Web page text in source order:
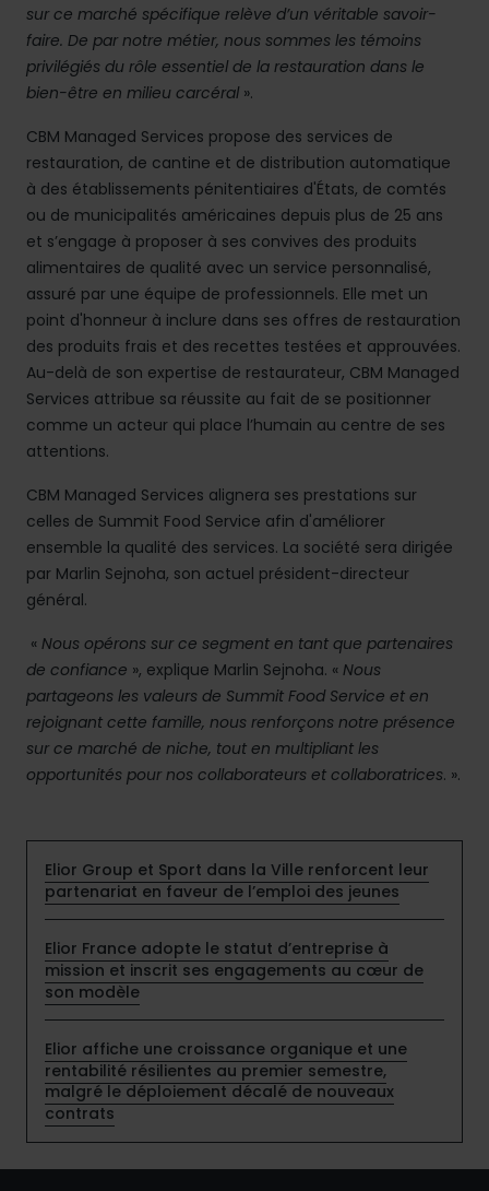
sur ce marché spécifique relève d’un véritable savoir-
faire. De par notre métier, nous sommes les témoins
privilégiés du rôle essentiel de la restauration dans le
bien-être en milieu carcéral ».
CBM Managed Services propose des services de
restauration, de cantine et de distribution automatique
à des établissements pénitentiaires d'États, de comtés
ou de municipalités américaines depuis plus de 25 ans
et s’engage à proposer à ses convives des produits
alimentaires de qualité avec un service personnalisé,
assuré par une équipe de professionnels. Elle met un
point d'honneur à inclure dans ses offres de restauration
des produits frais et des recettes testées et approuvées.
Au-delà de son expertise de restaurateur, CBM Managed
Services attribue sa réussite au fait de se positionner
comme un acteur qui place l’humain au centre de ses
attentions.
CBM Managed Services alignera ses prestations sur
celles de Summit Food Service afin d'améliorer
ensemble la qualité des services. La société sera dirigée
par Marlin Sejnoha, son actuel président-directeur
général.
« Nous opérons sur ce segment en tant que partenaires
de confiance », explique Marlin Sejnoha. « Nous
partageons les valeurs de Summit Food Service et en
rejoignant cette famille, nous renforçons notre présence
sur ce marché de niche, tout en multipliant les
opportunités pour nos collaborateurs et collaboratrices. ».
Elior Group et Sport dans la Ville renforcent leur
partenariat en faveur de l’emploi des jeunes
Elior France adopte le statut d’entreprise à
mission et inscrit ses engagements au cœur de
son modèle
Elior affiche une croissance organique et une
rentabilité résilientes au premier semestre,
malgré le déploiement décalé de nouveaux
contrats